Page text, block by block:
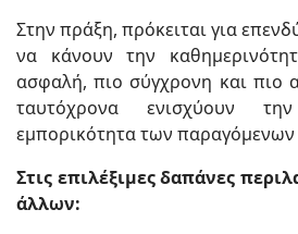
Στην πράξη, πρόκειται για
να κάνουν την
ασφαλή, πιο σύγχρονη και πιο
ταυτόχρονα ενισχύουν
εμπορικότητα των
Στις επιλέξιμες δαπάνες
άλλων: